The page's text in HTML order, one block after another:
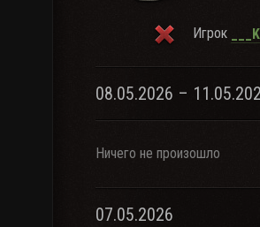
Игрок
08.05.2026 –
Ничего не произошло
07.05.2026